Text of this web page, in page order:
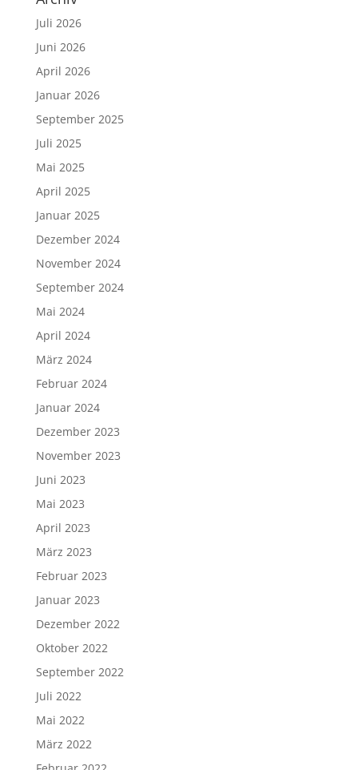
Juli 2026
Juni 2026
April 2026
Januar 2026
September 2025
Juli 2025
Mai 2025
April 2025
Januar 2025
Dezember 2024
November 2024
September 2024
Mai 2024
April 2024
März 2024
Februar 2024
Januar 2024
Dezember 2023
November 2023
Juni 2023
Mai 2023
April 2023
März 2023
Februar 2023
Januar 2023
Dezember 2022
Oktober 2022
September 2022
Juli 2022
Mai 2022
März 2022